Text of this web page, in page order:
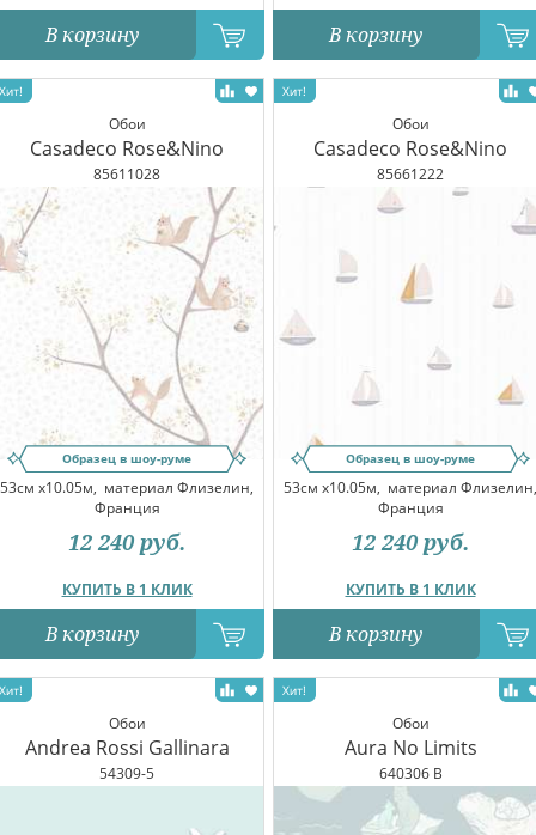
В корзину В корзину
Обои
Casadeco Rose&Nino
85611028
Образец в шоу-руме
53см x10.05м, материал Флизелин,
Франция
КУПИТЬ В 1 КЛИК
12 240 руб.
В корзину
Обои
Casadeco Rose&Nino
85661222
Образец в шоу-руме
53см x10.05м, материал Флизелин,
Франция
КУПИТЬ В 1 КЛИК
12 240 руб.
В корзину
Обои
Andrea Rossi Gallinara
54309-5
Обои
Aura No Limits
640306 B